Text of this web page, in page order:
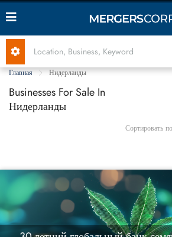
Главная Нидерланды
Businesses For Sale In
Нидерланды
Сортировать